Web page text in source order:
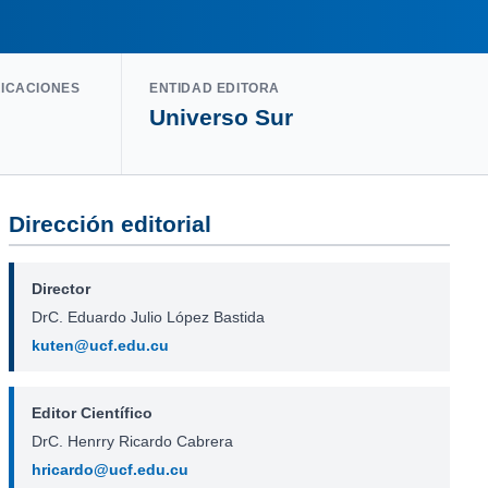
ENTIDAD EDITORA
Universo Sur
Dirección editorial
Director
DrC. Eduardo Julio López Bastida
kuten@ucf.edu.cu
Editor Científico
DrC. Henrry Ricardo Cabrera
hricardo@ucf.edu.cu